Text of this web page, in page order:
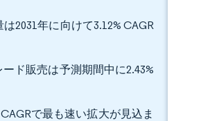
2031年に向けて3.12% CAGR
ド販売は予測期間中に2.43%
で最も速い拡大が見込ま